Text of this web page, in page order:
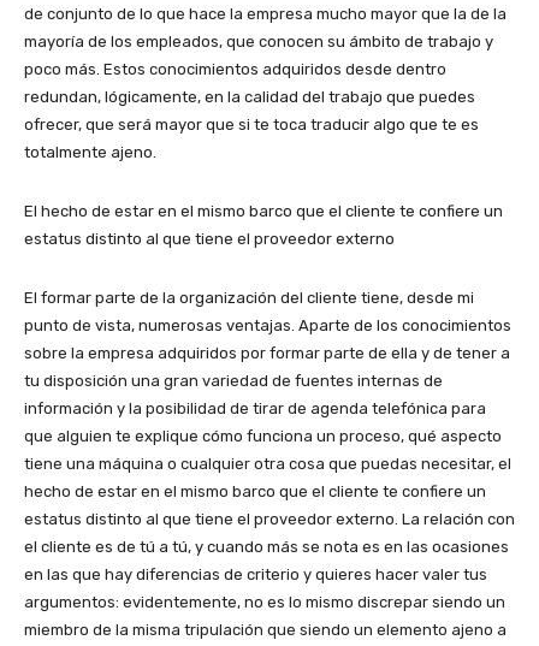
de conjunto de lo que hace la empresa mucho mayor que la de la
mayoría de los empleados, que conocen su ámbito de trabajo y
poco más. Estos conocimientos adquiridos desde dentro
redundan, lógicamente, en la calidad del trabajo que puedes
ofrecer, que será mayor que si te toca traducir algo que te es
totalmente ajeno.
El hecho de estar en el mismo barco que el cliente te confiere un
estatus distinto al que tiene el proveedor externo
El formar parte de la organización del cliente tiene, desde mi
punto de vista, numerosas ventajas. Aparte de los conocimientos
sobre la empresa adquiridos por formar parte de ella y de tener a
tu disposición una gran variedad de fuentes internas de
información y la posibilidad de tirar de agenda telefónica para
que alguien te explique cómo funciona un proceso, qué aspecto
tiene una máquina o cualquier otra cosa que puedas necesitar, el
hecho de estar en el mismo barco que el cliente te confiere un
estatus distinto al que tiene el proveedor externo. La relación con
el cliente es de tú a tú, y cuando más se nota es en las ocasiones
en las que hay diferencias de criterio y quieres hacer valer tus
argumentos: evidentemente, no es lo mismo discrepar siendo un
miembro de la misma tripulación que siendo un elemento ajeno a